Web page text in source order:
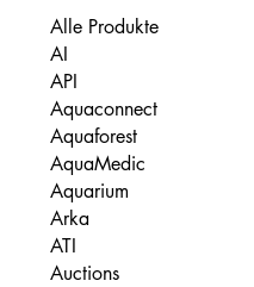
Zubehör kaufen |
Alle Produkte
AI
API
Aquaconnect
Aquaforest
AquaMedic
Aquarium
Arka
ATI
Auctions